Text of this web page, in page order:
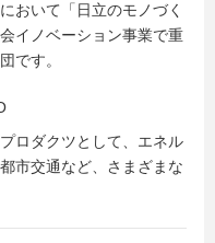
おいて「日立のモノづく
イノベーション事業で重
です。
ロダクツとして、エネル
市交通など、さまざまな